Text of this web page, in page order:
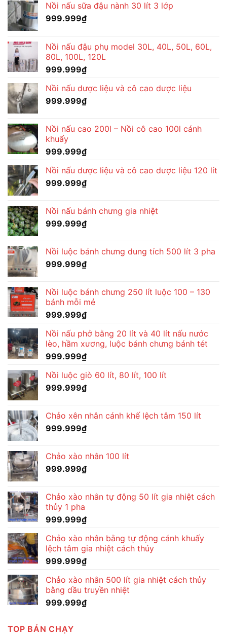
Nồi nấu sữa đậu nành 30 lít 3 lớp
999.999₫
Nồi nấu đậu phụ model 30L, 40L, 50L, 60L,
80L, 100L, 120L
999.999₫
Nồi nấu dược liệu và cô cao dược liệu
999.999₫
Nồi nấu cao 200l – Nồi cô cao 100l cánh
khuấy
999.999₫
Nồi nấu dược liệu và cô cao dược liệu 120 lít
999.999₫
Nồi nấu bánh chưng gia nhiệt
999.999₫
Nồi luộc bánh chưng dung tích 500 lít 3 pha
999.999₫
Nồi luộc bánh chưng 250 lít luộc 100 – 130
bánh mỗi mẻ
999.999₫
Nồi nấu phở bằng 20 lít và 40 lít nấu nước
lèo, hầm xương, luộc bánh chưng bánh tét
999.999₫
Nồi luộc giò 60 lít, 80 lít, 100 lít
999.999₫
Chảo xên nhân cánh khế lệch tâm 150 lít
999.999₫
Chảo xào nhân 100 lít
999.999₫
Chảo xào nhân tự động 50 lít gia nhiệt cách
thủy 1 pha
999.999₫
Chảo xào nhân bằng tự động cánh khuấy
lệch tâm gia nhiệt cách thủy
999.999₫
Chảo xào nhân 500 lít gia nhiệt cách thủy
bằng dầu truyền nhiệt
999.999₫
TOP BÁN CHẠY